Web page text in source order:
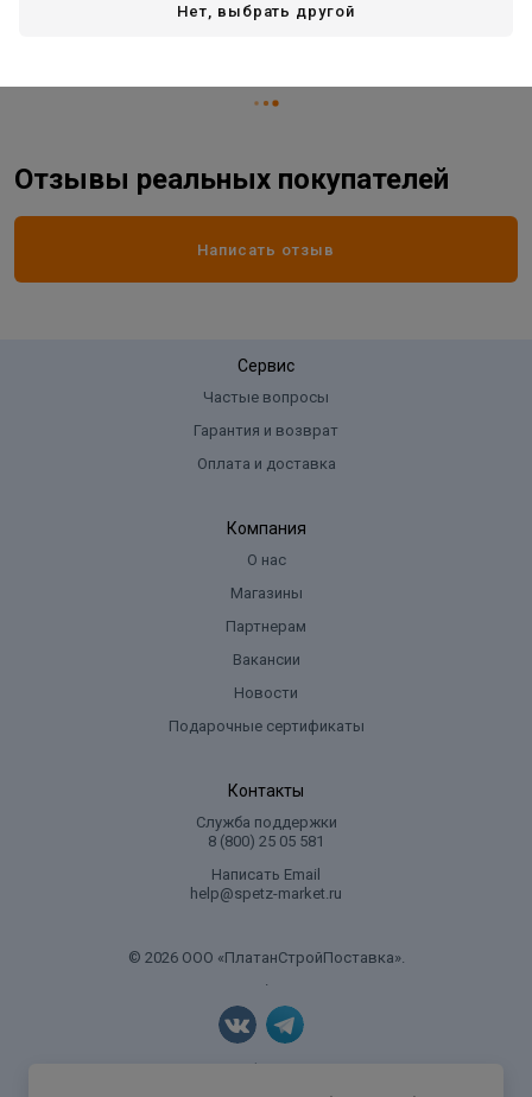
Отзывы реальных покупателей
Написать отзыв
Сервис
Частые вопросы
Гарантия и возврат
Оплата и доставка
Компания
О нас
Магазины
Партнерам
Вакансии
Новости
Подарочные сертификаты
Контакты
Служба поддержки
8 (800) 25 05 581
Написать Email
help@spetz-market.ru
© 2026 ООО «ПлатанСтройПоставка».
.
Политика конфиденциальности
Нет, выбрать другой